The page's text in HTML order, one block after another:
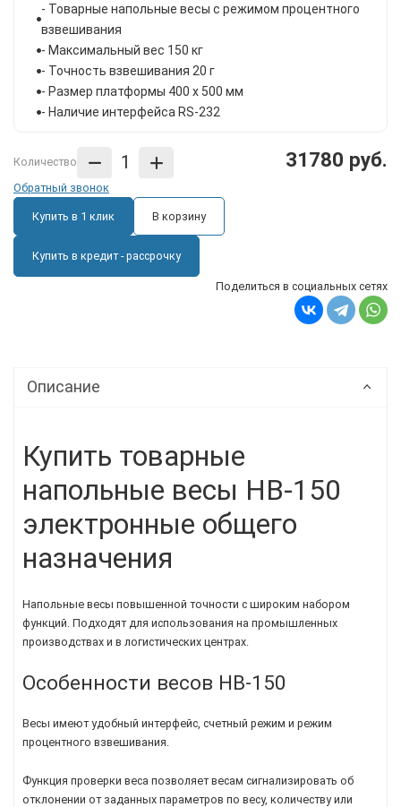
- Товарные напольные весы с режимом процентного
взвешивания
- Максимальный вес 150 кг
- Точность взвешивания 20 г
- Размер платформы 400 x 500 мм
- Наличие интерфейса RS-232
Количество 31780 руб.
Обратный звонок
Купить в 1 клик В корзину
Купить в кредит - рассрочку
Поделиться в социальных сетях
Описание
Купить товарные
напольные весы HB-150
электронные общего
назначения
Напольные весы повышенной точности с широким набором
функций. Подходят для использования на промышленных
производствах и в логистических центрах.
Особенности весов HB-150
Весы имеют удобный интерфейс, счетный режим и режим
процентного взвешивания.
Функция проверки веса позволяет весам сигнализировать об
отклонении от заданных параметров по весу, количеству или